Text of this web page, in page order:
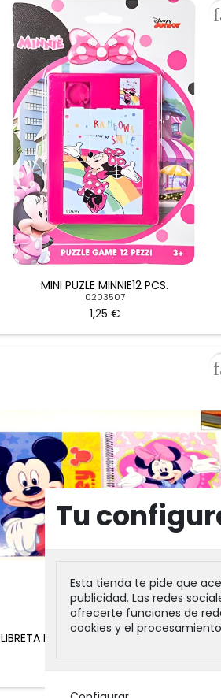
MINI PUZLE MINNIE12 PCS.
0203507
1,25 €
LIBRETA MICKEY / MINNIE A4 TAPA DURA
Tu
Esta tienda te pide que
publicidad. Las redes
ofrecerte funciones de
cookies y el